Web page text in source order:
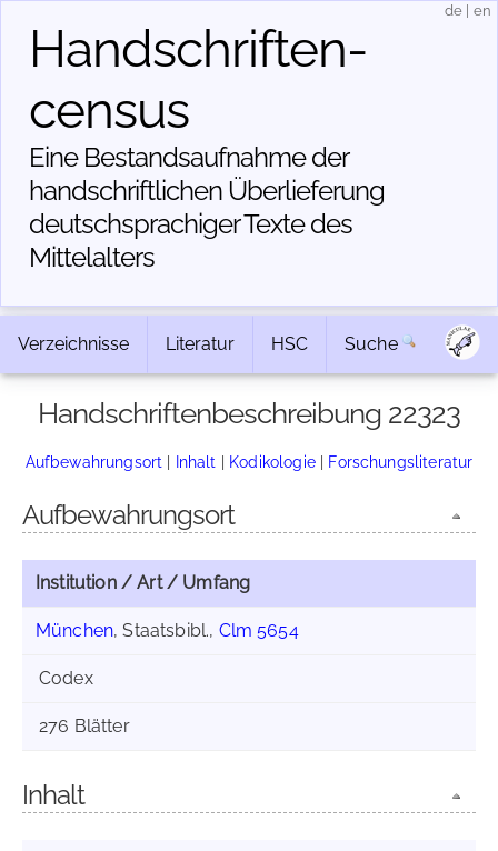
Handschriften­
census
Eine Bestandsaufnahme der
handschriftlichen Über­lieferung
deutschsprachiger Texte des
Mittelalters
de en
Verzeichnisse Literatur HSC Suche
Handschriftenbeschreibung 22323
Aufbewahrungsort | Inhalt | Kodikologie| Forschungsliteratur
Aufbewahrungsort
Institution / Art / Umfang
München, Staatsbibl., Clm 5654
Codex
276 Blätter
Inhalt